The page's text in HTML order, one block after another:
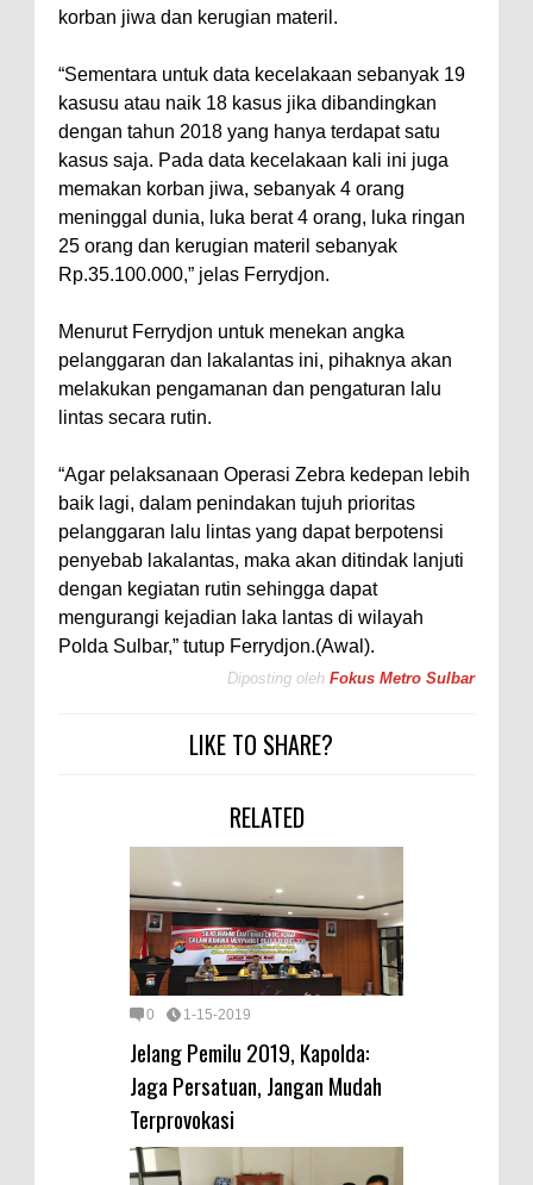
korban jiwa dan kerugian materil.
“Sementara untuk data kecelakaan sebanyak 19
kasusu atau naik 18 kasus jika dibandingkan
dengan tahun 2018 yang hanya terdapat satu
kasus saja. Pada data kecelakaan kali ini juga
memakan korban jiwa, sebanyak 4 orang
meninggal dunia, luka berat 4 orang, luka ringan
25 orang dan kerugian materil sebanyak
Rp.35.100.000,” jelas Ferrydjon.
Menurut Ferrydjon untuk menekan angka
pelanggaran dan lakalantas ini, pihaknya akan
melakukan pengamanan dan pengaturan lalu
lintas secara rutin.
“Agar pelaksanaan Operasi Zebra kedepan lebih
baik lagi, dalam penindakan tujuh prioritas
pelanggaran lalu lintas yang dapat berpotensi
penyebab lakalantas, maka akan ditindak lanjuti
dengan kegiatan rutin sehingga dapat
mengurangi kejadian laka lantas di wilayah
Polda Sulbar,” tutup Ferrydjon.(Awal).
Diposting oleh Fokus Metro Sulbar
LIKE TO SHARE?
RELATED
0 1-15-2019
Jelang Pemilu 2019, Kapolda:
Jaga Persatuan, Jangan Mudah
Terprovokasi